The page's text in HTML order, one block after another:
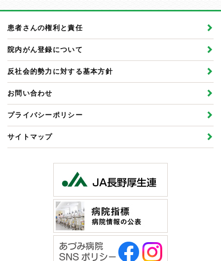
患者さんの権利と責任
院内がん登録について
反社会的勢力に対する基本方針
お問い合わせ
プライバシーポリシー
サイトマップ